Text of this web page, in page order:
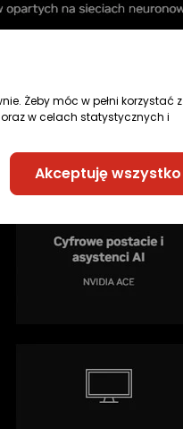
Żeby móc w pełni korzystać z
w celach statystycznych i
Akceptuję wszystko